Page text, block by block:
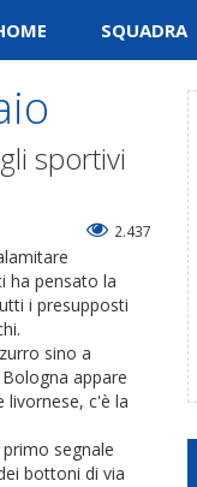
SQUADRA
sportivi
2.437
ha pensato la
i presupposti
sino a
appare
livornese, c'è la
segnale
bottoni di via